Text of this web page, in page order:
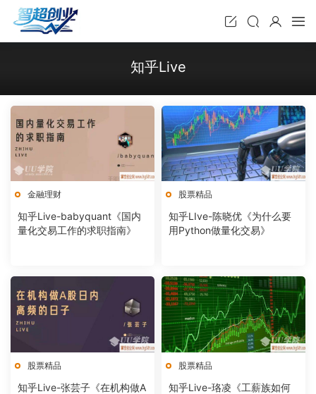
知乎Live
金融理财
知乎Live-babyquant《国内
量化交易工作的求职指南》
股票精品
知乎LIve-陈晓优《为什么要
用Python做量化交易》
股票精品
知乎Live-张芸子《在机构做A
股票精品
知乎Live-珞凌《工薪族如何